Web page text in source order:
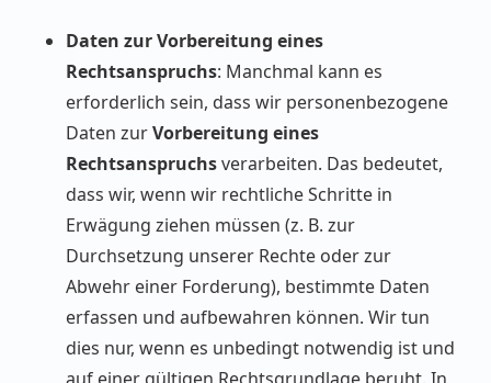
Daten zur Vorbereitung eines
Rechtsanspruchs: Manchmal kann es
erforderlich sein, dass wir personenbezogene
Daten zurVorbereitung eines
Rechtsanspruchsverarbeiten. Das bedeutet,
dass wir, wenn wir rechtliche Schritte in
Erwägung ziehen müssen (z. B. zur
Durchsetzung unserer Rechte oder zur
Abwehr einer Forderung), bestimmte Daten
erfassen und aufbewahren können. Wir tun
dies nur, wenn es unbedingt notwendig ist und